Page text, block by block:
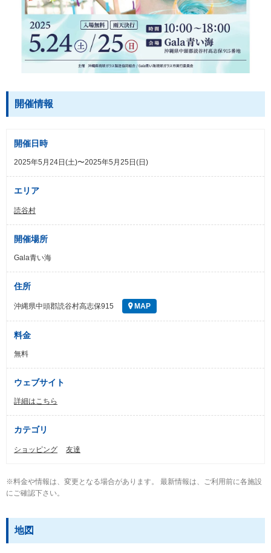
開催情報
開催日時
2025年5月24日(土)〜2025年5月25日(日)
エリア
読谷村
開催場所
Gala青い海
住所
沖縄県中頭郡読谷村高志保915 MAP
料金
無料
ウェブサイト
詳細はこちら
カテゴリ
ショッピング 友達
※料金や情報は、変更となる場合があります。 最新情報は、ご利用前に各施設
にご確認下さい。
地図